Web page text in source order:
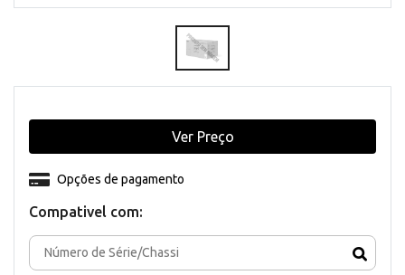
Compativel com:
Opções de pagamento
Ver Preço